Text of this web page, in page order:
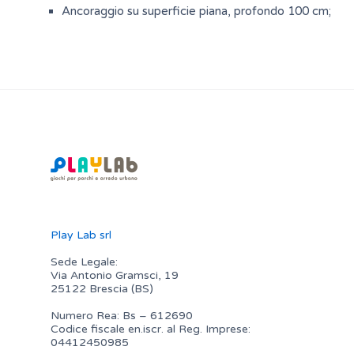
Ancoraggio su superficie piana, profondo 100 cm;
Play Lab srl
Sede Legale:
Via Antonio Gramsci, 19
25122 Brescia (BS)
Numero Rea: Bs – 612690
Codice fiscale en.iscr. al Reg. Imprese:
04412450985